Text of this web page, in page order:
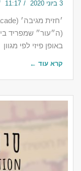
3 ביוני 2020 11:17
(ה״עור״ שמפריד
באופן פיזי לפי מגוון
קרא עוד ←